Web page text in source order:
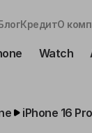
КредитО
Watch
iPhone 16